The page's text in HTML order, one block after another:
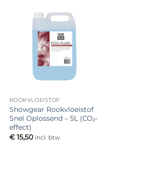
Toevoegen
verlanglijst
ROOKVLOEISTOF
Showgear Rookvloeistof
Snel Oplossend – 5L (CO₂-
effect)
€15,50 incl. btw